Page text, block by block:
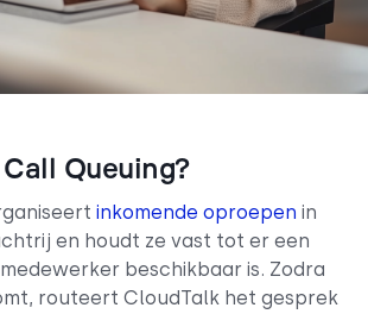
Queuing?
inkomende oproepen in
en houdt ze vast tot er een
beschikbaar is. Zodra
routeert CloudTalk het gesprek